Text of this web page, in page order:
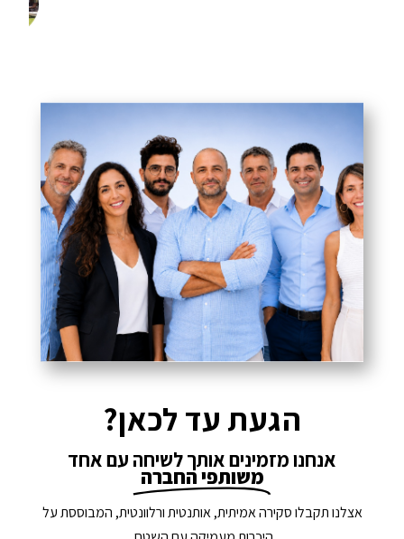
הגעת עד לכאן?
אנחנו מזמינים אותך לשיחה עם אחד
משותפי החברה
אצלנו תקבלו סקירה אמיתית, אותנטית ורלוונטית, המבוססת על